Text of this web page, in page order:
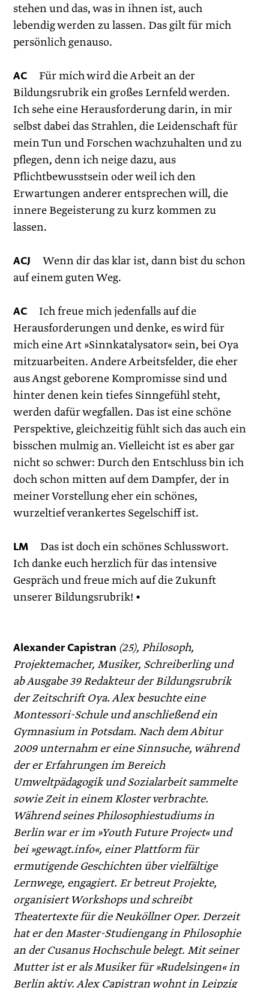
stehen und das, was in ihnen ist, auch
lebendig werden zu lassen. Das gilt für mich
persönlich genauso.
AC Für mich wird die Arbeit an der
Bildungsrubrik ein großes Lernfeld werden.
Ich sehe eine Herausforderung darin, in mir
selbst dabei das Strahlen, die Leidenschaft für
mein Tun und Forschen wachzuhalten und zu
pflegen, denn ich neige dazu, aus
Pflichtbewusstsein oder weil ich den
Erwartungen anderer entsprechen will, die
innere Begeisterung zu kurz kommen zu
lassen.
ACJ Wenn dir das klar ist, dann bist du schon
auf einem guten Weg.
AC Ich freue mich jedenfalls auf die
Herausforderungen und denke, es wird für
mich eine Art »Sinnkatalysator« sein, bei Oya
mitzuarbeiten. Andere Arbeitsfelder, die eher
aus Angst geborene Kompromisse sind und
hinter denen kein tiefes Sinngefühl steht,
werden dafür wegfallen. Das ist eine schöne
Perspektive, gleichzeitig fühlt sich das auch ein
bisschen mulmig an. Vielleicht ist es aber gar
nicht so schwer: Durch den Entschluss bin ich
doch schon mitten auf dem Dampfer, der in
meiner Vorstellung eher ein schönes,
wurzeltief verankertes Segelschiff ist.
LM Das ist doch ein schönes Schlusswort.
Ich danke euch herzlich für das intensive
Gespräch und freue mich auf die Zukunft
unserer Bildungsrubrik! •
Alexander Capistran (25), Philosoph,
Projektemacher, Musiker, Schreiberling und
ab Ausgabe 39 Redakteur der Bildungsrubrik
der Zeitschrift Oya. Alex besuchte eine
Montessori-Schule und anschließend ein
Gymnasium in Potsdam. Nach dem Abitur
2009 unternahm er eine Sinnsuche, während
der er Erfahrungen im Bereich
Umweltpädagogik und Sozialarbeit sammelte
sowie Zeit in einem Kloster verbrachte.
Während seines Philosophiestudiums in
Berlin war er im »Youth Future Project« und
bei »­gewagt.info«, einer Plattform für
ermutigende ­Geschichten über vielfältige
Lernwege, engagiert. Er betreut Projekte­,
organisiert Workshops und schreibt
Theatertexte für die Neuköllner Oper. Derzeit
hat er den Master-Studiengang in Philosophie
an der Cusanus Hochschule belegt. Mit seiner
Mutter ist er als Musiker für »Rudelsingen« in
Berlin aktiv. Alex Capistran wohnt in Leipzig